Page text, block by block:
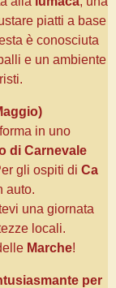
piatti a base
è conosciuta
e un ambiente
in uno
di Carnevale
gli ospiti di Ca
auto.
una giornata
locali.
Marche!
per